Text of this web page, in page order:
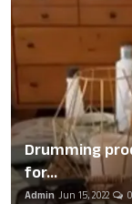
Drumming
for...
Admin Jun 15, 2022 0